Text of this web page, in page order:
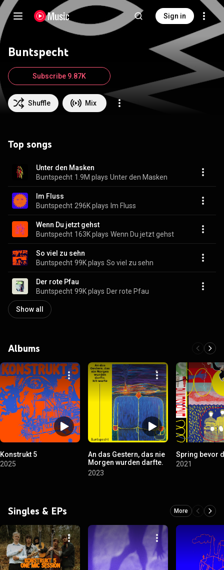
Sign in
Buntspecht
Shuffle Mix
Subscribe 9.87K
Top songs
Unter den Masken
Buntspecht 1.9M plays Unter den Masken
Im Fluss
Buntspecht 296K plays Im Fluss
Wenn Du jetzt gehst
Buntspecht 163K plays Wenn Du jetzt gehst
So viel zu sehn
Buntspecht 99K plays So viel zu sehn
Der rote Pfau
Buntspecht 99K plays Der rote Pfau
Show all
Albums
Konstrukt 5
2025
An das Gestern, das nie
Morgen wurden darfte.
Ich warte
2023
Spring bevor
2021
Singles & EPs More